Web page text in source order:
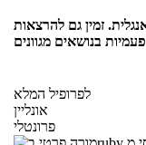
זמין גם להרצאות
בנושאים מגוונים
לפרופיל המלא
אונליין
פרונטלי